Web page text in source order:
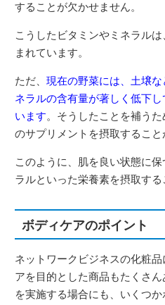
することが欠かせません。
こうしたビタミンやミネラル
まれています。
ただ、現在の野菜には、土壌
ネラルの含有量が著しく低下
います。そうしたことを補う
のサプリメントを摂取すること
このように、肌を良い状態に
ラルといった栄養素を摂取する
ボディケアのポイント
ネットワークビジネスの化粧
アを目的とした商品もたくさ
を実施する場合にも、いくつ